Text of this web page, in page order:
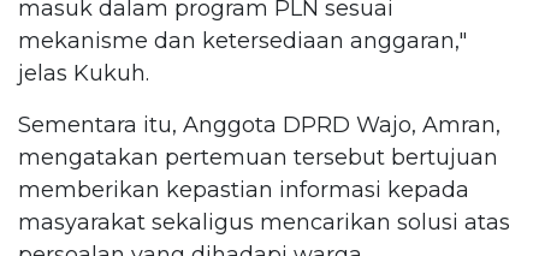
masuk dalam program PLN sesuai
mekanisme dan ketersediaan anggaran,"
jelas Kukuh.
Sementara itu, Anggota DPRD Wajo, Amran,
mengatakan pertemuan tersebut bertujuan
memberikan kepastian informasi kepada
masyarakat sekaligus mencarikan solusi atas